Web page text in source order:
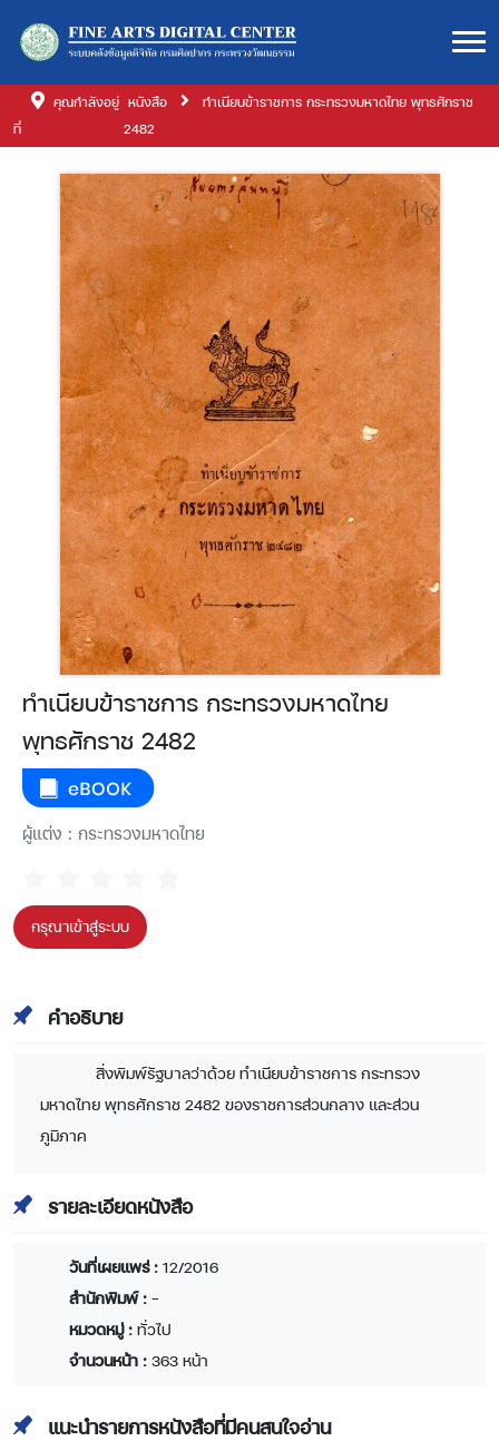
คุณกำลังอยู่
ที่
หนังสือ
ทำเนียบข้าราชการ กระทรวงมหาดไทย พุทธศักราช
2482
ทำเนียบข้าราชการ กระทรวงมหาดไทย
พุทธศักราช 2482
ผู้แต่ง : กระทรวงมหาดไทย
กรุณาเข้าสู่ระบบ
คำอธิบาย
สิ่งพิมพ์รัฐบาลว่าด้วย ทำเนียบข้าราชการ กระทรวง
มหาดไทย พุทธศักราช 2482 ของราชการส่วนกลาง เเละส่วน
ภูมิภาค
รายละเอียดหนังสือ
วันที่เผยแพร่ : 12/2016
สำนักพิมพ์ : -
หมวดหมู่ : ทั่วไป
จำนวนหน้า : 363 หน้า
แนะนำรายการหนังสือที่มีคนสนใจอ่าน